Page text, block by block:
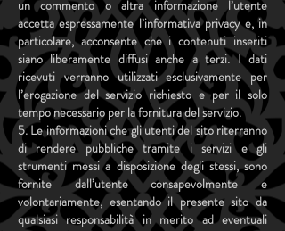
un commento o altra informazione l’utente
accetta espressamente l’informativa privacy e, in
particolare, acconsente che i contenuti inseriti
siano liberamente diffusi anche a terzi. I dati
ricevuti verranno utilizzati esclusivamente per
l’erogazione del servizio richiesto e per il solo
tempo necessario per la fornitura del servizio.
5. Le informazioni che gli utenti del sito riterranno
di rendere pubbliche tramite i servizi e gli
strumenti messi a disposizione degli stessi, sono
fornite dall’utente consapevolmente e
volontariamente, esentando il presente sito da
qualsiasi responsabilità in merito ad eventuali